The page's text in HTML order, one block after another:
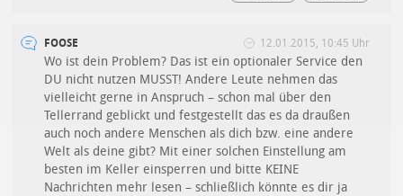
FOOSE 12.01.2015, 10:45 Uhr
Wo ist dein Problem? Das ist ein optionaler Service den
DU nicht nutzen MUSST! Andere Leute nehmen das
vielleicht gerne in Anspruch – schon mal über den
Tellerrand geblickt und festgestellt das es da draußen
auch noch andere Menschen als dich bzw. eine andere
Welt als deine gibt? Mit einer solchen Einstellung am
besten im Keller einsperren und bitte KEINE
Nachrichten mehr lesen – schließlich könnte es dir ja